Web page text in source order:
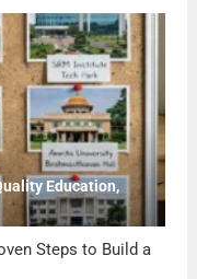
Education,
Steps to Build a